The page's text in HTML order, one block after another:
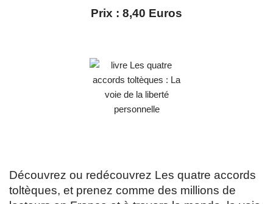
Prix : 8,40 Euros
Découvrez ou redécouvrez Les quatre accords
toltèques, et prenez comme des millions de